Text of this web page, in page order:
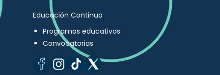
Educación Continua
Programas educativos
Convocatorias